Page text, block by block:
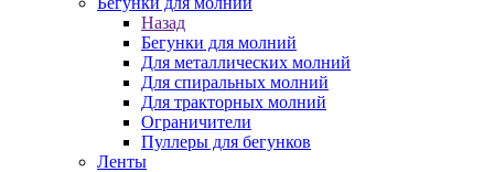
Назад
Бегунки для молний
Для металлических молний
Для спиральных молний
Для тракторных молний
Ограничители
Пуллеры для бегунков
Ленты